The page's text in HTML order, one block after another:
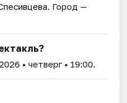
. Город —
• четверг • 19:00.